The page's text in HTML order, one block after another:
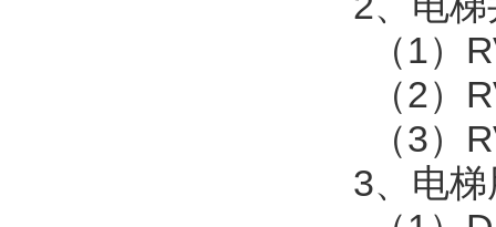
（1）
（2）
（3）
3、电